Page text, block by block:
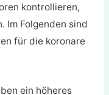
kontrollieren,
Im Folgenden sind
für die koronare
ein höheres